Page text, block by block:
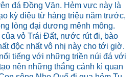
đá Đồng Văn. Hẻm vực này là
kỳ diệu từ hàng triệu năm trước,
lòng đại dương mênh mông.
vỏ Trái Đất, nước rút đi, bào
độc nhất vô nhị này cho tới giờ.
tiếng với những triền núi đá với
nên những thắng cảnh kì quan